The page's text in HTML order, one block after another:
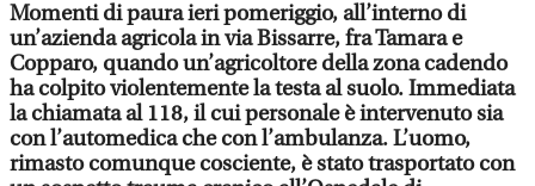
Momenti di paura ieri pomeriggio, all’interno di
un’azienda agricola in via Bissarre, fra Tamara e
Copparo, quando un’agricoltore della zona cadendo
ha colpito violentemente la testa al suolo. Immediata
la chiamata al 118, il cui personale è intervenuto sia
con l’automedica che con l’ambulanza. L’uomo,
rimasto comunque cosciente, è stato trasportato con